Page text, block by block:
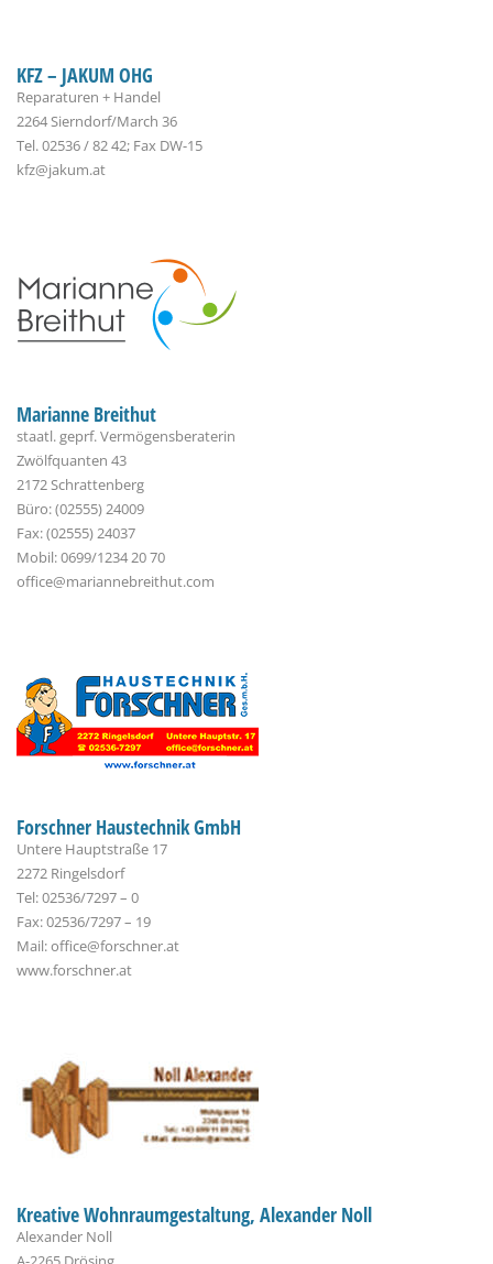
KFZ – JAKUM OHG
Reparaturen + Handel
2264 Sierndorf/March 36
Tel. 02536 / 82 42; Fax DW-15
kfz@jakum.at
Marianne Breithut
staatl. geprf. Vermögensberaterin
Zwölfquanten 43
2172 Schrattenberg
Büro: (02555) 24009
Fax: (02555) 24037
Mobil: 0699/1234 20 70
office@mariannebreithut.com
Forschner Haustechnik GmbH
Untere Hauptstraße 17
2272 Ringelsdorf
Tel: 02536/7297 – 0
Fax: 02536/7297 – 19
Mail: office@forschner.at
www.forschner.at
Kreative Wohnraumgestaltung, Alexander Noll
Alexander Noll